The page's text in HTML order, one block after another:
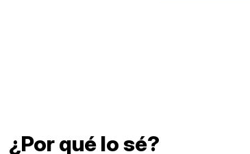
¿Por qué lo sé?